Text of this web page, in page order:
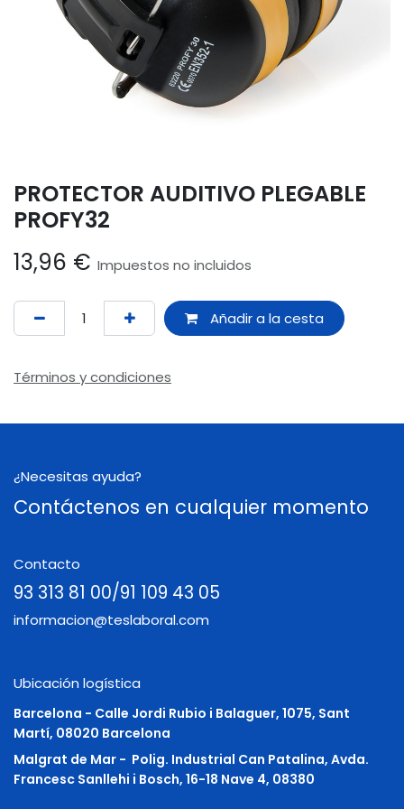
PROTECTOR AUDITIVO PLEGABLE
PROFY32
13,96 € Impuestos no incluidos
Añadir a la cesta
Términos y condiciones
¿Necesitas ayuda?
Contáctenos en cualquier momento
Contacto
93 313 81 00/91 109 43 05
informacion@teslaboral.com
Ubicación logística
Barcelona - Calle Jordi Rubio i Balaguer, 1075, Sant
Martí, 08020 Barcelona
Malgrat de Mar - Polig. Industrial Can Patalina, Avda.
Francesc Sanllehi i Bosch, 16-18 Nave 4, 08380